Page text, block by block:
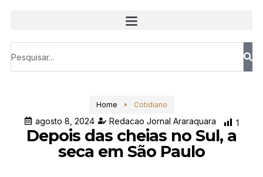
Home Cotidiano
agosto 8, 2024 Redacao Jornal Araraquara 1
Depois das cheias no Sul, a
seca em São Paulo